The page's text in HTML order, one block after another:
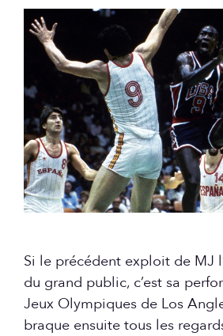
Si le précédent exploit de MJ
du grand public, c’est sa
Jeux Olympiques de Los
braque ensuite tous les